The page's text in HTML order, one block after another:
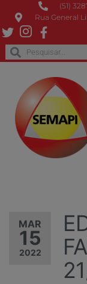
(51)
Rua General
MAR
15
2022